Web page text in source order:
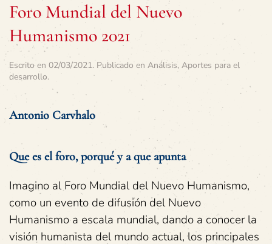
Foro Mundial del Nuevo
Humanismo 2021
Escrito en 02/03/2021. Publicado en Análisis, Aportes para el
desarrollo.
Antonio Carvhalo
Que es el foro, porqué y a que apunta
Imagino al Foro Mundial del Nuevo Humanismo,
como un evento de difusión del Nuevo
Humanismo a escala mundial, dando a conocer la
visión humanista del mundo actual, los principales